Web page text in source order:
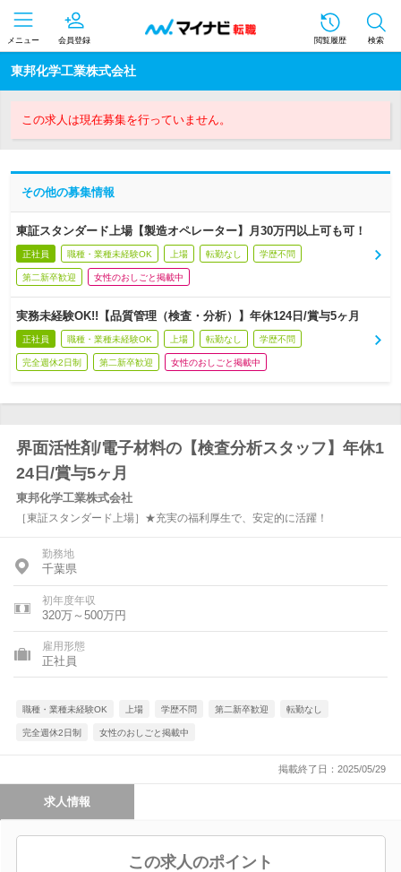
メニュー 会員登録 閲覧履歴 検索
東邦化学工業株式会社
この求人は現在募集を行っていません。
その他の募集情報
東証スタンダード上場【製造オペレーター】月30万円以上可も可！
正社員 職種・業種未経験OK 上場 転勤なし 学歴不問
第二新卒歓迎 女性のおしごと掲載中
実務未経験OK!!【品質管理（検査・分析）】年休124日/賞与5ヶ月
正社員 職種・業種未経験OK 上場 転勤なし 学歴不問
完全週休2日制 第二新卒歓迎 女性のおしごと掲載中
界面活性剤/電子材料の【検査分析スタッフ】年休1
24日/賞与5ヶ月
東邦化学工業株式会社
［東証スタンダード上場］★充実の福利厚生で、安定的に活躍！
勤務地
千葉県
初年度年収
320万～500万円
雇用形態
正社員
職種・業種未経験OK 上場 学歴不問 第二新卒歓迎 転勤なし
完全週休2日制 女性のおしごと掲載中
掲載終了日：2025/05/29
求人情報
この求人のポイント